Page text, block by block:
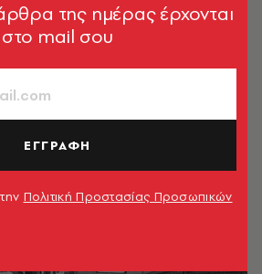
της ημέρας έρχονται
στο mail σου
ΕΓΓΡΑΦΗ
Πολιτική Προστασίας Προσωπικών